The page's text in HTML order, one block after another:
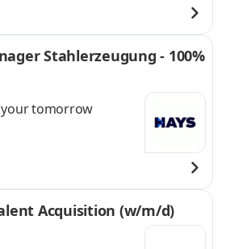
Stahlerzeugung - 100%
your tomorrow
Acquisition (w/m/d)